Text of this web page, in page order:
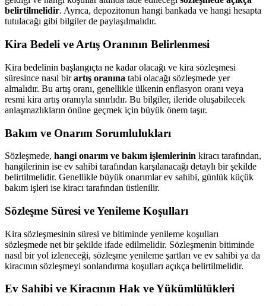
belirtilmelidir. Ayrıca, depozitonun hangi bankada ve hangi hesapta
tutulacağı gibi bilgiler de paylaşılmalıdır.
Kira Bedeli ve Artış Oranının Belirlenmesi
Kira bedelinin başlangıçta ne kadar olacağı ve kira sözleşmesi
süresince nasıl birartış oranına tabi olacağı sözleşmede yer
almalıdır. Bu artış oranı, genellikle ülkenin enflasyon oranı veya
resmi kira artış oranıyla sınırlıdır. Bu bilgiler, ileride oluşabilecek
anlaşmazlıkların önüne geçmek için büyük önem taşır.
Bakım ve Onarım Sorumlulukları
Sözleşmede, hangi onarım ve bakım işlemlerinin kiracı tarafından,
hangilerinin ise ev sahibi tarafından karşılanacağı detaylı bir şekilde
belirtilmelidir. Genellikle büyük onarımlar ev sahibi, günlük küçük
bakım işleri ise kiracı tarafından üstlenilir.
Sözleşme Süresi ve Yenileme Koşulları
Kira sözleşmesinin süresi ve bitiminde yenileme koşulları
sözleşmede net bir şekilde ifade edilmelidir. Sözleşmenin bitiminde
nasıl bir yol izleneceği, sözleşme yenileme şartları ve ev sahibi ya da
kiracının sözleşmeyi sonlandırma koşulları açıkça belirtilmelidir.
Ev Sahibi ve Kiracının Hak ve Yükümlülükleri